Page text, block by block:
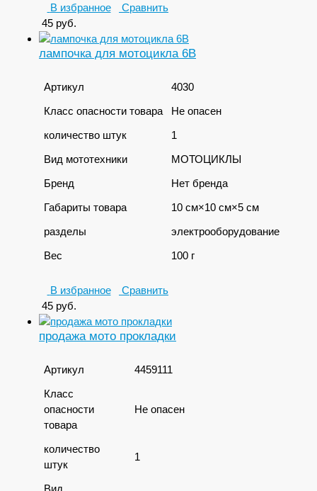
В избранное
Сравнить
45 руб.
лампочка для мотоцикла 6В
Артикул
4030
Класс опасности товара
Не опасен
количество штук
1
Вид мототехники
МОТОЦИКЛЫ
Бренд
Нет бренда
Габариты товара
10 см×10 см×5 см
разделы
электрооборудование
Вес
100 г
В избранное
Сравнить
45 руб.
продажа мото прокладки
Артикул
4459111
Класс
опасности
товара
Не опасен
количество
штук
1
Вид